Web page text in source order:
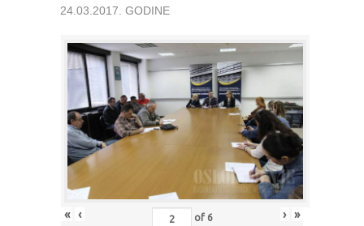
24.03.2017. GODINE
« ‹ of 6 › »